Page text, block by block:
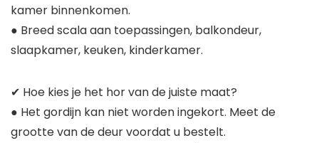
kamer binnenkomen.
● Breed scala aan toepassingen, balkondeur,
slaapkamer, keuken, kinderkamer.
✔ Hoe kies je het hor van de juiste maat?
● Het gordijn kan niet worden ingekort. Meet de
grootte van de deur voordat u bestelt.